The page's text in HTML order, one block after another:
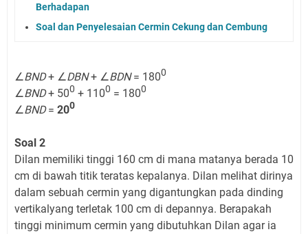
Berhadapan
Soal dan Penyelesaian Cermin Cekung dan Cembung
∠BND+ ∠DBN+ ∠BDN= 1800
∠BND+ 500 + 1100 = 1800
∠BND= 200
Soal 2
Dilan memiliki tinggi 160 cm di mana matanya berada 10
cm di bawah titik teratas kepalanya. Dilan melihat dirinya
dalam sebuah cermin yang digantungkan pada dinding
vertikalyang terletak 100 cm di depannya. Berapakah
tinggi minimum cermin yang dibutuhkan Dilan agar ia